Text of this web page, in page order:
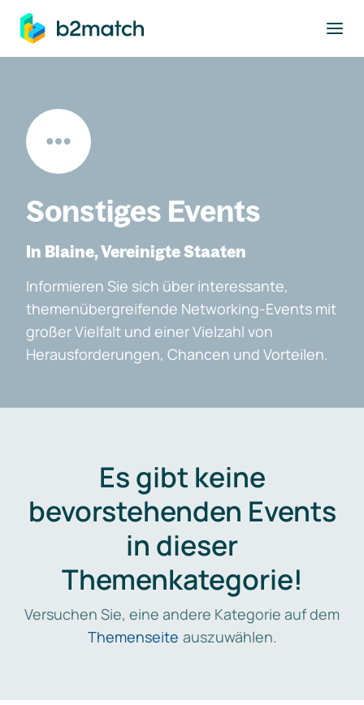
springen
Sonstiges Events
In Blaine, Vereinigte Staaten
Informieren Sie sich über interessante,
themenübergreifende Networking-Events mit
großer Vielfalt und einer Vielzahl von
Herausforderungen, Chancen und Vorteilen.
Es gibt keine
bevorstehenden Events
in dieser
Themenkategorie!
Versuchen Sie, eine andere Kategorie auf dem
Themenseite auszuwählen.